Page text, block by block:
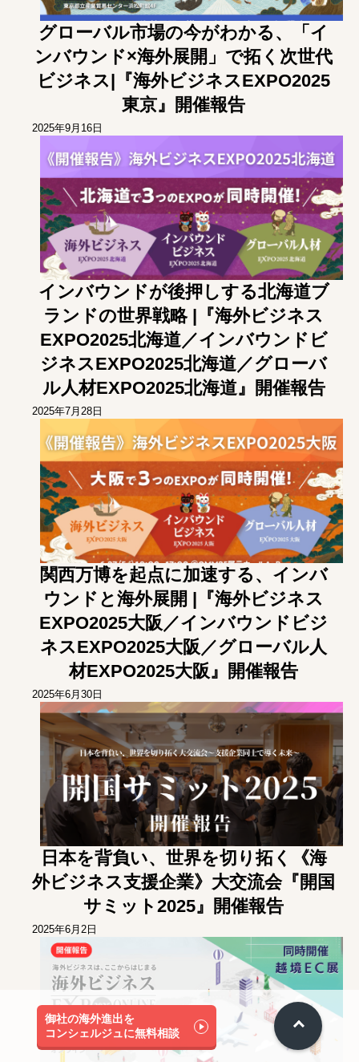
グローバル市場の今がわかる、「イ
ンバウンド×海外展開」で拓く次世代
ビジネス|『海外ビジネスEXPO2025
東京』開催報告
2025年9月16日
インバウンドが後押しする北海道ブ
ランドの世界戦略 |『海外ビジネス
EXPO2025北海道／インバウンドビ
ジネスEXPO2025北海道／グローバ
ル人材EXPO2025北海道』開催報告
2025年7月28日
関西万博を起点に加速する、インバ
ウンドと海外展開 |『海外ビジネス
EXPO2025大阪／インバウンドビジ
ネスEXPO2025大阪／グローバル人
材EXPO2025大阪』開催報告
2025年6月30日
日本を背負い、世界を切り拓く《海
外ビジネス支援企業》大交流会『開国
サミット2025』開催報告
2025年6月2日
御社の海外進出を
コンシェルジュに無料相談